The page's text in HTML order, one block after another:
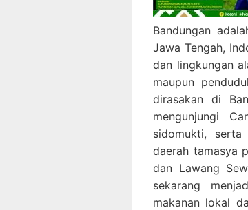
Bandungan
Jawa Tengah,
dan lingkungan
maupun
dirasakan di
mengunjungi
sidomukti, serta
daerah tamasya
dan Lawang
sekarang
makanan lokal